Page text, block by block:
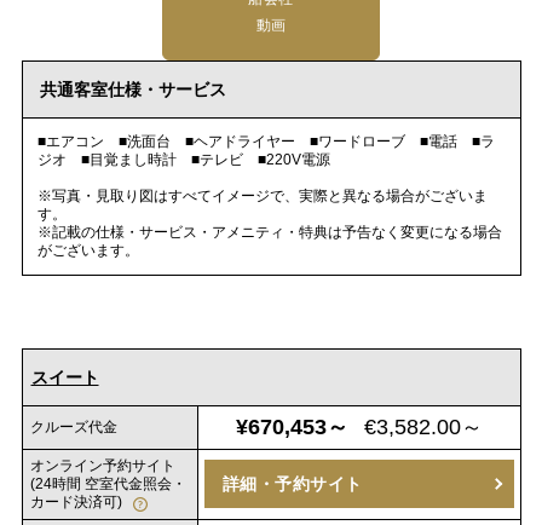
動画
共通客室仕様・サービス
■エアコン ■洗面台 ■ヘアドライヤー ■ワードローブ ■電話 ■ラ
ジオ ■目覚まし時計 ■テレビ ■220V電源
※写真・見取り図はすべてイメージで、実際と異なる場合がございま
す。
※記載の仕様・サービス・アメニティ・特典は予告なく変更になる場合
がございます。
スイート
クルーズ代金 ¥670,453～ €3,582.00～
オンライン予約サイト
(24時間 空室代金照会・
カード決済可)
詳細・予約サイト